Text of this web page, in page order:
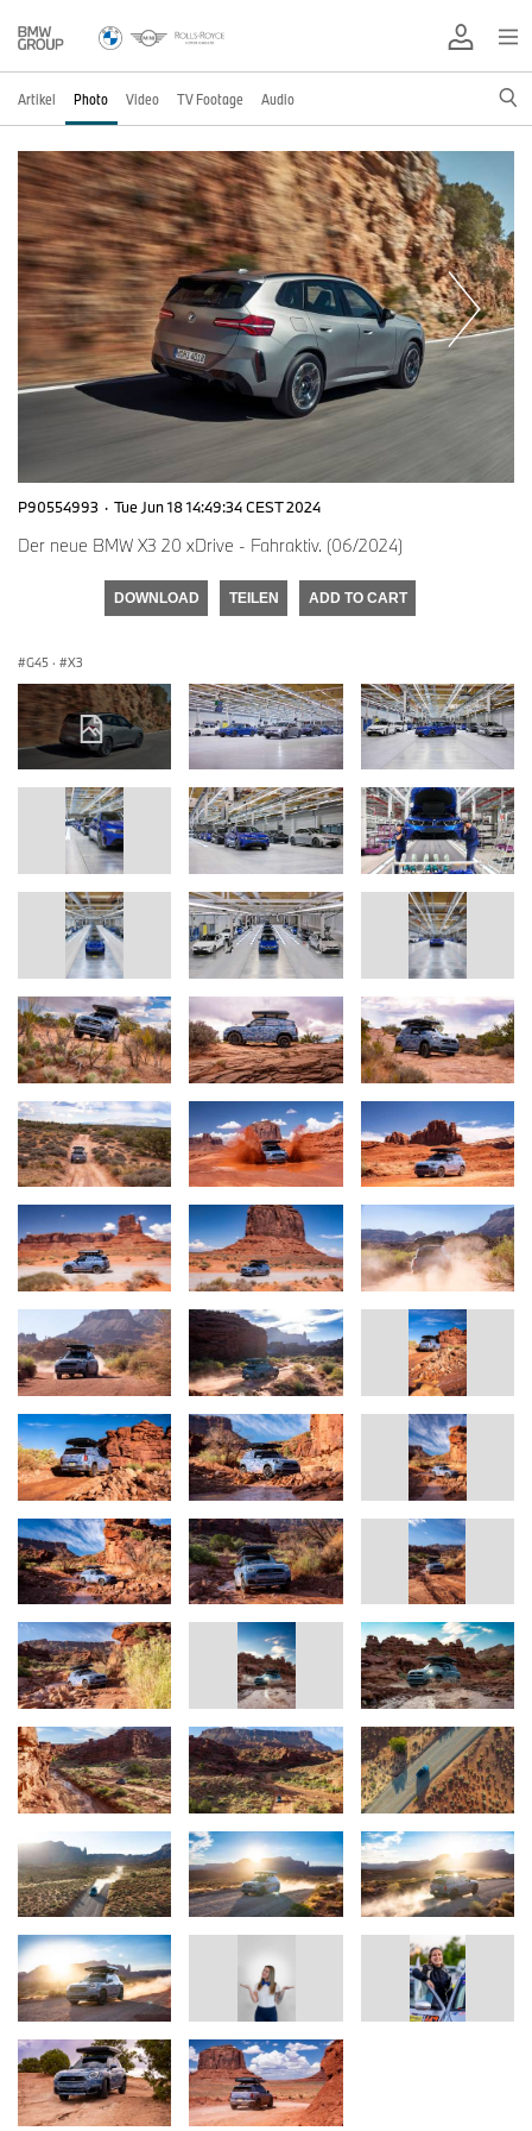
Artikel Photo Video TV Footage Audio
P90554993 · Tue Jun 18 14:49:34 CEST 2024
Der neue BMW X3 20 xDrive - Fahraktiv. (06/2024)
DOWNLOAD TEILEN ADD TO CART
G45 · X3